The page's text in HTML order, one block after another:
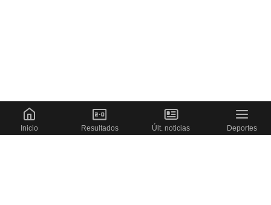
Inicio Resultados Últ. noticias Deportes